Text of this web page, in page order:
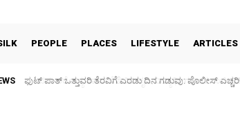
PEOPLE PLACES LIFESTYLE ARTICLES
ಪಶು ಆರೋಗ್ಯ ತಪಾಸಣೆ ಶಿಬಿರ: ಕೃಷಿ ವಿದ್ಯಾರ್ಥಿಗಳಿಂದ ಉಚಿತ ಚಿಕಿತ್ಸೆ